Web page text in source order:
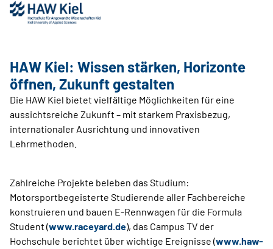
HAW Kiel: Wissen stärken, Horizonte
öffnen, Zukunft gestalten
Die HAW Kiel bietet vielfältige Möglichkeiten für eine
aussichtsreiche Zukunft – mit starkem Praxisbezug,
internationaler Ausrichtung und innovativen
Lehrmethoden.
Zahlreiche Projekte beleben das Studium:
Motorsportbegeisterte Studierende aller Fachbereiche
konstruieren und bauen E-Rennwagen für die Formula
Student (www.raceyard.de), das Campus TV der
Hochschule berichtet über wichtige Ereignisse (www.haw-